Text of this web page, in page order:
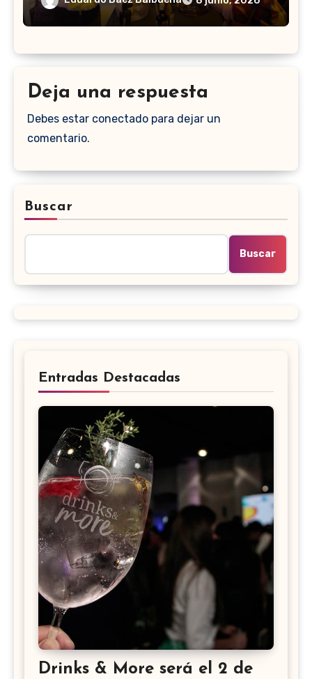
Deja una respuesta
Debes estar conectado para dejar un
comentario.
Buscar
Buscar
Entradas Destacadas
Drinks & More será el 2 de